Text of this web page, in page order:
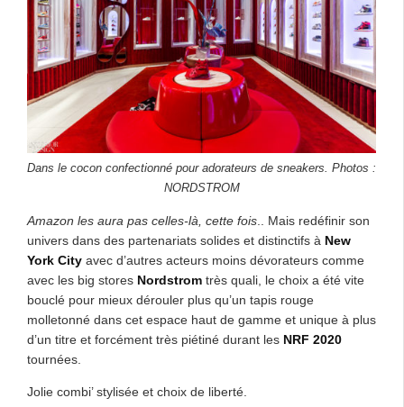
Dans le cocon confectionné pour adorateurs de sneakers. Photos :
NORDSTROM
Amazon les aura pas celles-là, cette fois .. Mais redéfinir son
univers dans des partenariats solides et distinctifs à New
York City avec d’autres acteurs moins dévorateurs comme
avec les big stores Nordstrom très quali, le choix a été vite
bouclé pour mieux dérouler plus qu’un tapis rouge
molletonné dans cet espace haut de gamme et unique à plus
d’un titre et forcément très piétiné durant les NRF 2020
tournées.
Jolie combi’ stylisée et choix de liberté.